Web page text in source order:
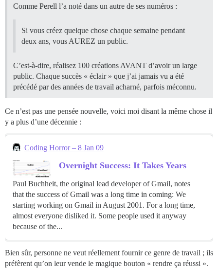
Comme Perell l’a noté dans un autre de ses numéros :
Si vous créez quelque chose chaque semaine pendant
deux ans, vous AUREZ un public.
C’est-à-dire, réalisez 100 créations AVANT d’avoir un large
public. Chaque succès « éclair » que j’ai jamais vu a été
précédé par des années de travail acharné, parfois méconnu.
Ce n’est pas une pensée nouvelle, voici moi disant la même chose il
y a plus d’une décennie :
Coding Horror – 8 Jan 09
Overnight Success: It Takes Years
Paul Buchheit, the original lead developer of Gmail, notes
that the success of Gmail was a long time in coming: We
starting working on Gmail in August 2001. For a long time,
almost everyone disliked it. Some people used it anyway
because of the...
Bien sûr, personne ne veut réellement fournir ce genre de travail ; ils
préfèrent qu’on leur vende le magique bouton « rendre ça réussi ».